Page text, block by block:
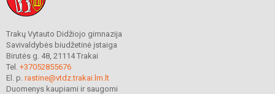
Trakų Vytauto Didžiojo gimnazija
Savivaldybės biudžetinė įstaiga
Birutės g. 48, 21114 Trakai
Tel. +37052855676
El. p. rastine@vtdz.trakai.lm.lt
Duomenys kaupiami ir saugomi